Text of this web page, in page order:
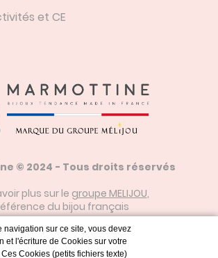
et CE
© 2024 - Tous droits réservés
plus sur le groupe MELIJOU,
du bijou français
Mentions Légales
navigation sur ce site, vous devez
et l'écriture de Cookies sur votre
Cookies (petits fichiers texte)